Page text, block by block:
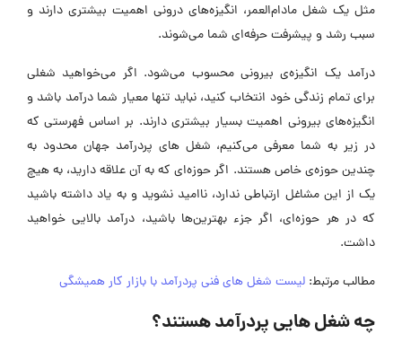
مثل یک شغل مادام‌العمر، انگیزه‌های درونی اهمیت بیشتری دارند و
سبب رشد و پیشرفت حرفه‌ای شما می‌شوند.
درآمد یک انگیزه‌ی بیرونی محسوب می‌شود. اگر می‌خواهید شغلی
برای تمام زندگی خود انتخاب کنید، نباید تنها معیار شما درآمد باشد و
انگیزه‌های بیرونی اهمیت بسیار بیشتری دارند. بر اساس فهرستی که
در زیر به شما معرفی می‌کنیم، شغل های پردرآمد جهان محدود به
چندین حوزه‌ی خاص هستند. اگر حوزه‌ای که به آن علاقه دارید، به هیچ
یک از این مشاغل ارتباطی ندارد، ناامید نشوید و به یاد داشته باشید
که در هر حوزه‌ای، اگر جزء بهترین‌ها باشید، درآمد بالایی خواهید
داشت.
مطالب مرتبط: لیست شغل های فنی پردرآمد با بازار کار همیشگی
چه شغل هایی پردرآمد هستند؟